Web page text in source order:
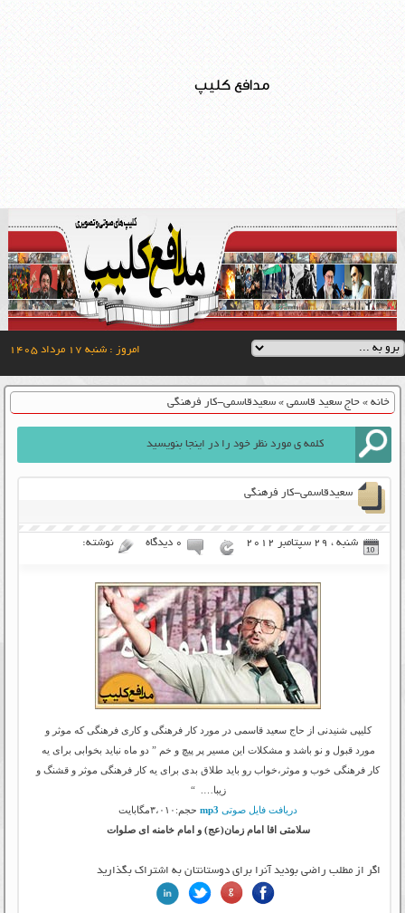
مدافع کلیپ
امروز : شنبه ۱۷ مرداد ۱۴۰۵
خانه» حاج سعید قاسمی» سعیدقاسمی-کار فرهنگی
سعیدقاسمی-کار فرهنگی
شنبه ، 29 سپتامبر 2012 ۰ دیدگاه نوشته:
کلیپی شنیدنی از حاج سعید قاسمی در مورد کار فرهنگی و کاری فرهنگی که موثر و
مورد قبول و نو باشد و مشکلات این مسیر پر پیچ و خم ” دو ماه نباید بخوابی برای یه
کار فرهنگی خوب و موثر،خواب رو باید طلاق بدی برای یه کار فرهنگی موثر و قشنگ و
زیبا…. “
دریافت فایل صوتی mp3 حجم:۳،۰۱۰مگابایت
سلامتی اقا امام زمان(عج) و امام خامنه ای صلوات
اگر از مطلب راضی بودید آنرا برای دوستانتان به اشتراک بگذارید